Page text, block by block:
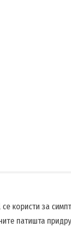
се користи за
патишта